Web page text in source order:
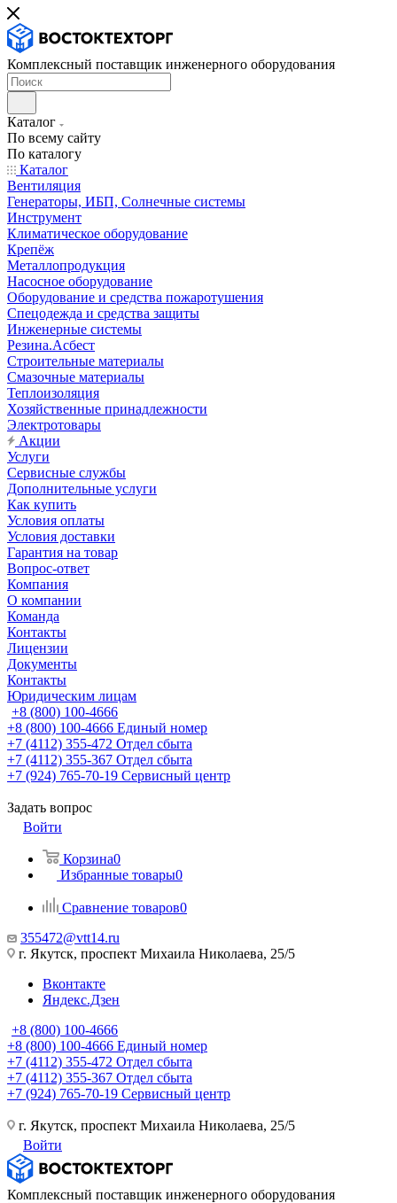
Комплексный поставщик инженерного оборудования
Каталог
По всему сайту
По каталогу
Каталог
Вентиляция
Генераторы, ИБП, Солнечные системы
Инструмент
Климатическое оборудование
Крепёж
Металлопродукция
Насосное оборудование
Оборудование и средства пожаротушения
Спецодежда и средства защиты
Инженерные системы
Резина.Асбест
Строительные материалы
Смазочные материалы
Теплоизоляция
Хозяйственные принадлежности
Электротовары
Акции
Услуги
Сервисные службы
Дополнительные услуги
Как купить
Условия оплаты
Условия доставки
Гарантия на товар
Вопрос-ответ
Компания
О компании
Команда
Контакты
Лицензии
Документы
Контакты
Юридическим лицам
+8 (800) 100-4666
+8 (800) 100-4666 Единый номер
+7 (4112) 355-472 Отдел сбыта
+7 (4112) 355-367 Отдел сбыта
+7 (924) 765-70-19 Сервисный центр
Задать вопрос
Войти
Корзина0
Избранные товары0
Сравнение товаров0
355472@vtt14.ru
г. Якутск, проспект Михаила Николаева, 25/5
Вконтакте
Яндекс.Дзен
+8 (800) 100-4666
+8 (800) 100-4666 Единый номер
+7 (4112) 355-472 Отдел сбыта
+7 (4112) 355-367 Отдел сбыта
+7 (924) 765-70-19 Сервисный центр
г. Якутск, проспект Михаила Николаева, 25/5
Войти
Комплексный поставщик инженерного оборудования